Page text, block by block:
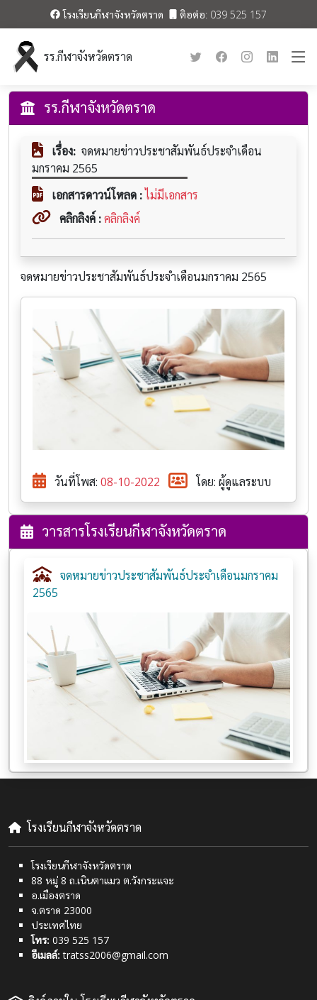
โรงเรียนกีฬาจังหวัดตราด ติอต่อ: 039 525 157
รร.กีฬาจังหวัดตราด
รร.กีฬาจังหวัดตราด
เรื่อง: จดหมายข่าวประชาสัมพันธ์ประจำเดือน
มกราคม 2565
เอกสารดาวน์โหลด :ไม่มีเอกสาร
คลิกลิงค์ :คลิกลิงค์
จดหมายข่าวประชาสัมพันธ์ประจำเดือนมกราคม 2565
วันที่โพส:08-10-2022 โดย: ผู้ดูแลระบบ
วารสารโรงเรียนกีฬาจังหวัดตราด
จดหมายข่าวประชาสัมพันธ์ประจำเดือนมกราคม
2565
โรงเรียนกีฬาจังหวัดตราด
โรงเรียนกีฬาจังหวัดตราด
88 หมู่ 8 ถ.เนินตาแมว ต.วังกระแจะ
อ.เมืองตราด
จ.ตราด 23000
ประเทศไทย
โทร: 039 525 157
อีเมลล์:tratss2006@gmail.com